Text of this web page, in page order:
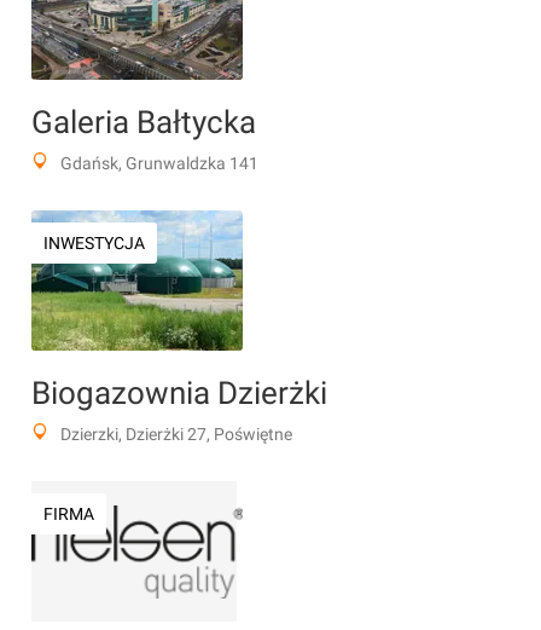
Galeria Bałtycka
Gdańsk, Grunwaldzka 141
INWESTYCJA
Biogazownia Dzierżki
Dzierzki, Dzierżki 27, Poświętne
FIRMA